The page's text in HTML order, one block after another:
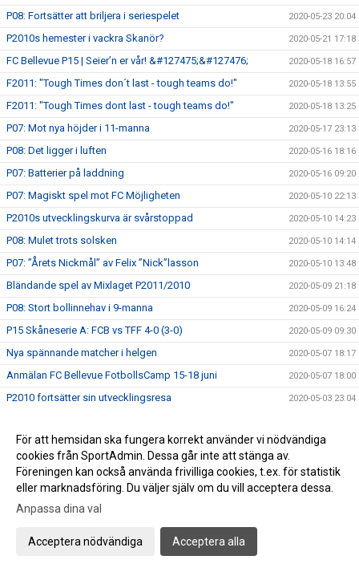
P08: Fortsätter att briljera i seriespelet 2020-05-23 20:04
P2010s hemester i vackra Skanör? 2020-05-21 17:18
FC Bellevue P15 | Seier’n er vår! &#127475;&#127476; 2020-05-18 16:57
F2011: "Tough Times don´t last - tough teams do!" 2020-05-18 13:55
F2011: "Tough Times dont last - tough teams do!" 2020-05-18 13:25
P07: Mot nya höjder i 11-manna 2020-05-17 23:13
P08: Det ligger i luften 2020-05-16 18:16
P07: Batterier på laddning 2020-05-16 09:20
P07: Magiskt spel mot FC Möjligheten 2020-05-10 22:13
P2010s utvecklingskurva är svårstoppad 2020-05-10 14:23
P08: Mulet trots solsken 2020-05-10 14:14
P07: ”Årets Nickmål” av Felix ”Nick”lasson 2020-05-10 13:48
Bländande spel av Mixlaget P2011/2010 2020-05-09 21:18
P08: Stort bollinnehav i 9-manna 2020-05-09 16:24
P15 Skåneserie A: FCB vs TFF 4-0 (3-0) 2020-05-09 09:30
Nya spännande matcher i helgen 2020-05-07 18:17
Anmälan FC Bellevue FotbollsCamp 15-18 juni 2020-05-07 18:00
P2010 fortsätter sin utvecklingsresa 2020-05-03 23:04
P08: Visar olympisk klass 2020-05-03 15:29
F2011: Spelglädje mot Linero IF och hattrick av Nia 2020-05-02 18:38
P07: Bländande ungdomsfotboll på 1:a maj 2020-05-01 22:35
Trevlig Valborg!
P07: Spelglädje mot FC Rosengård
P08: Släpp fotbollskillarna loss, det är vår!
För att hemsidan ska fungera korrekt använder vi nödvändiga
cookies från SportAdmin. Dessa går inte att stänga av.
Föreningen kan också använda frivilliga cookies, t.ex. för statistik
eller marknadsföring. Du väljer själv om du vill acceptera dessa.
Anpassa dina val
Acceptera nödvändiga Acceptera alla